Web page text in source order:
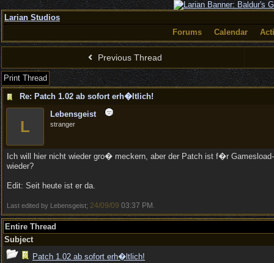
Larian Studios
Forums
Calendar
Previous Thread
Print Thread
Re: Patch 1.02 ab sofort erh�ltlich!
L
Lebensgeist
stranger
Ich will hier nicht wieder gro� meckern, aber der Patch ist f�r
wieder?
Edit: Seit heute ist er da.
Last edited by Lebensgeist; 24/09/09 03:37 PM
Entire Thread
Subject
Patch 1.02 ab sofort erh�ltlich!